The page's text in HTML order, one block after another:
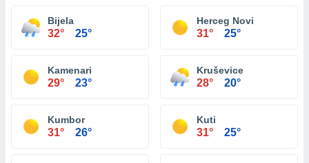
Bijela
32° 25°
Herceg Novi
31° 25°
Kamenari
29° 23°
Kruševice
28° 20°
Kumbor
31° 26°
Kuti
31° 25°